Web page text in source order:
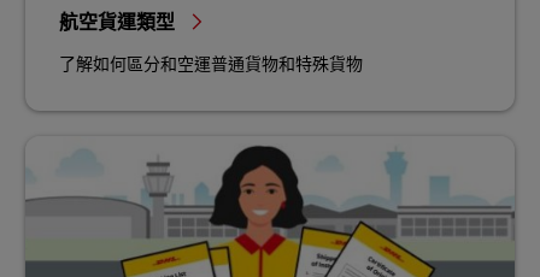
航空貨運類型
了解如何區分和空運普通貨物和特殊貨物